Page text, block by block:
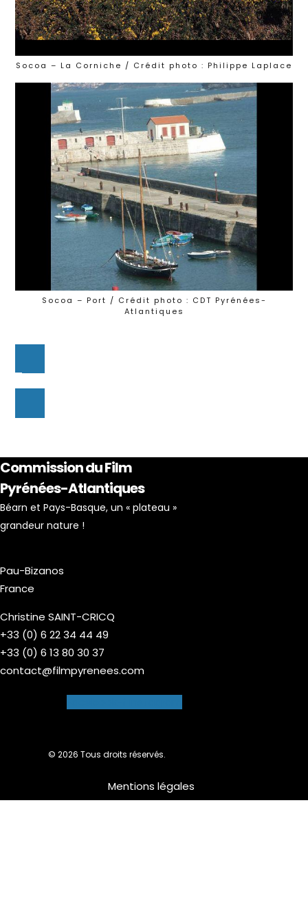
Socoa – La Corniche / Crédit photo : Philippe Laplace
Socoa – Port / Crédit photo : CDT Pyrénées-
Atlantiques
Commission du Film
Pyrénées-Atlantiques
Béarn et Pays-Basque, un « plateau »
grandeur nature !
Pau-Bizanos
France
Christine SAINT-CRICQ
+33 (0) 6 22 34 44 49
+33 (0) 6 13 80 30 37
contact@filmpyrenees.com
© 2026 Tous droits réservés.
Mentions légales